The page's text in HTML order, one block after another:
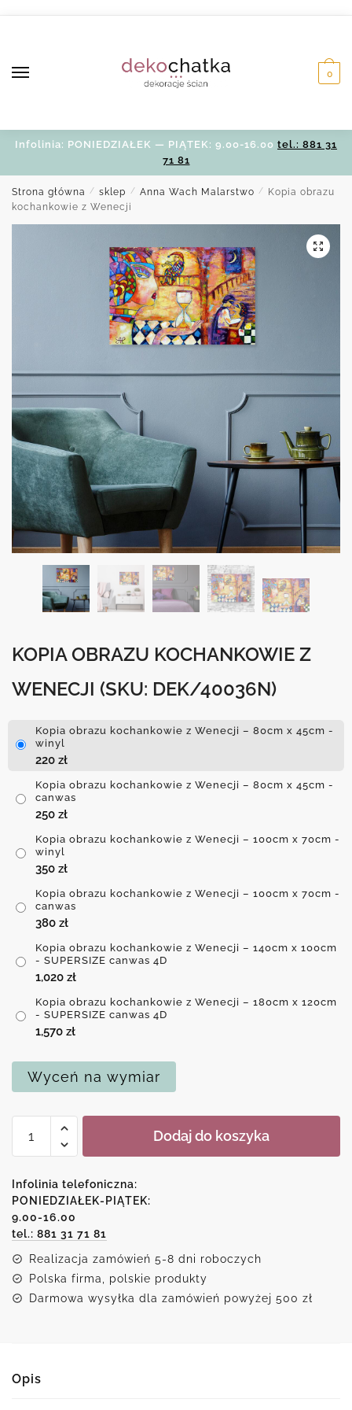
0
Infolinia: PONIEDZIAŁEK — PIĄTEK: 9.00-16.00 tel.: 881 31
71 81
Strona główna / sklep / Anna Wach Malarstwo /
Kopia obrazu
kochankowie z Wenecji
KOPIA OBRAZU KOCHANKOWIE Z
WENECJI (SKU: DEK/40036N)
Kopia obrazu kochankowie z Wenecji – 80cm x 45cm -
winyl
220 zł
Kopia obrazu kochankowie z Wenecji – 80cm x 45cm -
canwas
250 zł
Kopia obrazu kochankowie z Wenecji – 100cm x 70cm -
winyl
350 zł
Kopia obrazu kochankowie z Wenecji – 100cm x 70cm -
canwas
380 zł
Kopia obrazu kochankowie z Wenecji – 140cm x 100cm
- SUPERSIZE canwas 4D
1,020 zł
Kopia obrazu kochankowie z Wenecji – 180cm x 120cm
- SUPERSIZE canwas 4D
1,570 zł
Wyceń na wymiar
Kopia
kochankowie
z
Wenecji
Dodaj do koszyka
Infolinia telefoniczna:
PONIEDZIAŁEK-PIĄTEK:
9.00-16.00
tel.: 881 31 71 81
Realizacja zamówień 5-8 dni roboczych
Polska firma, polskie produkty
Darmowa wysyłka dla zamówień powyżej 500 zł
Opis